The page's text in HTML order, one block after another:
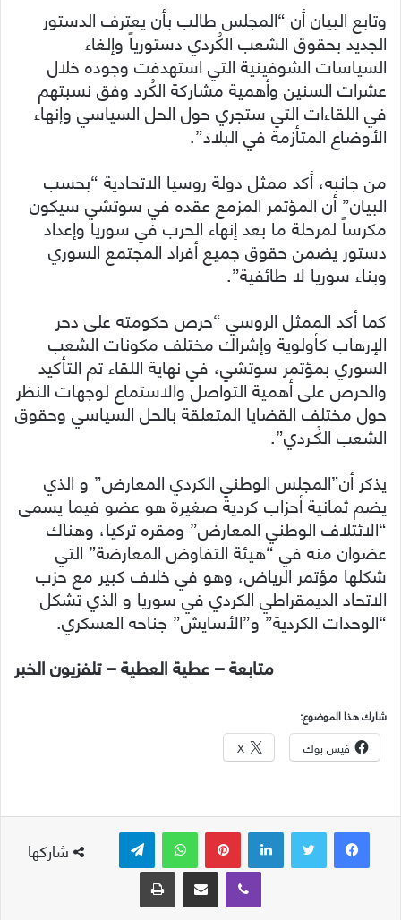
وتابع البيان أن “المجلس طالب بأن يعترف الدستور
الجديد بحقوق الشعب الكُردي دستورياً وإلغاء
السياسات الشوفينية التي استهدفت وجوده خلال
عشرات السنين وأهمية مشاركة الكُرد وفق نسبتهم
في اللقاءات التي ستجري حول الحل السياسي وإنهاء
الأوضاع المتأزمة في البلاد”.
من جانبه، أكد ممثل دولة روسيا الاتحادية “بحسب
البيان” أن المؤتمر المزمع عقده في سوتشي سيكون
مكرساً لمرحلة ما بعد إنهاء الحرب في سوريا وإعداد
دستور يضمن حقوق جميع أفراد المجتمع السوري
وبناء سوريا لا طائفية”.
كما أكد الممثل الروسي “حرص حكومته على دحر
الإرهاب كأولوية وإشراك مختلف مكونات الشعب
السوري بمؤتمر سوتشي، في نهاية اللقاء تم التأكيد
والحرص على أهمية التواصل والاستماع لوجهات النظر
حول مختلف القضايا المتعلقة بالحل السياسي وحقوق
الشعب الكُـردي”.
يذكر أن”المجلس الوطني الكردي المعارض” و الذي
يضم ثمانية أحزاب كردية صغيرة هو عضو فيما يسمى
“الائتلاف الوطني المعارض” ومقره تركيا، وهناك
عضوان منه في “هيئة التفاوض المعارضة” التي
شكلها مؤتمر الرياض، وهو في خلاف كبير مع حزب
الاتحاد الديمقراطي الكردي في سوريا و الذي تشكل
“الوحدات الكردية” و”الأسايش” جناحه العسكري.
متابعة – عطية العطية – تلفزيون الخبر
شارك هذا الموضوع:
فيس بوك X
شاركها
لينكدإن بينتيريست واتساب
ڤايبر
مشاركة عبر البريد طباعة